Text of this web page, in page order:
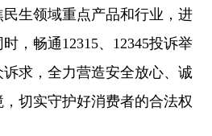
生领域重点产品和行业，进
，畅通12315、12345投诉举
求，全力营造安全放心、诚
切实守护好消费者的合法权